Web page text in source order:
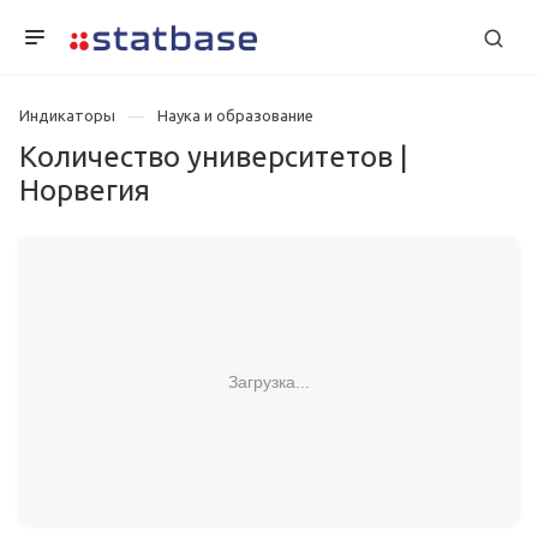
Индикаторы Наука и образование
Количество университетов |
Норвегия
Загрузка...